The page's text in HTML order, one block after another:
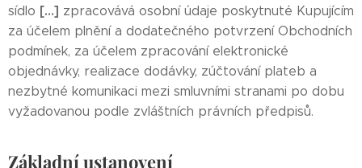
sídlo […] zpracovává osobní údaje poskytnuté Kupujícím
za účelem plnění a dodatečného potvrzení Obchodních
podmínek, za účelem zpracování elektronické
objednávky, realizace dodávky, zúčtování plateb a
nezbytné komunikaci mezi smluvními stranami po dobu
vyžadovanou podle zvláštních právních předpisů.
Základní ustanovení